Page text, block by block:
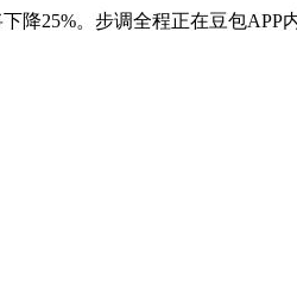
25%。步调全程正在豆包APP